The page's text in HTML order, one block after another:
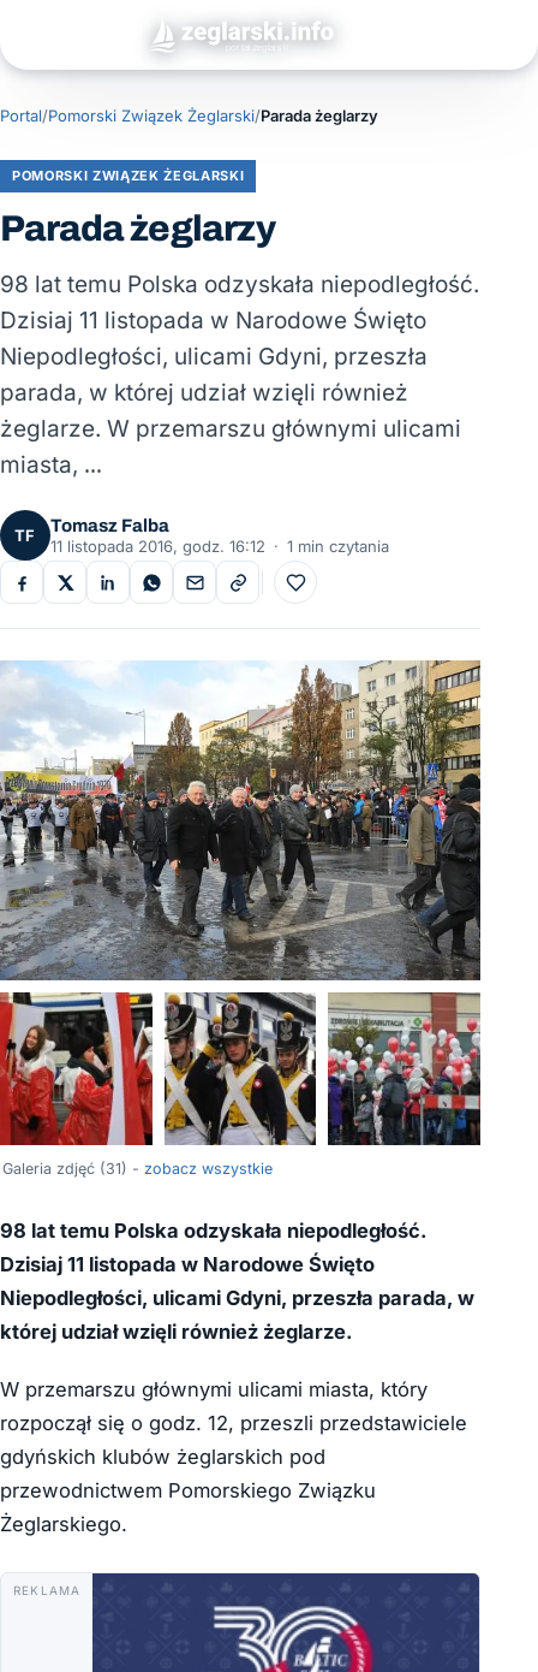
Portal/Pomorski Związek Żeglarski/Parada żeglarzy
POMORSKI ZWIĄZEK ŻEGLARSKI
Parada żeglarzy
98 lat temu Polska odzyskała niepodległość.
Dzisiaj 11 listopada w Narodowe Święto
Niepodległości, ulicami Gdyni, przeszła
parada, w której udział wzięli również
żeglarze. W przemarszu głównymi ulicami
miasta, …
TF
Tomasz Falba
11 listopada 2016, godz. 16:12 · 1 min czytania
Do ulubionych
Galeria zdjęć (31) - zobacz wszystkie
98 lat temu Polska odzyskała niepodległość.
Dzisiaj 11 listopada w Narodowe Święto
Niepodległości, ulicami Gdyni, przeszła parada, w
której udział wzięli również żeglarze.
W przemarszu głównymi ulicami miasta, który
rozpoczął się o godz. 12, przeszli przedstawiciele
gdyńskich klubów żeglarskich pod
przewodnictwem Pomorskiego Związku
Żeglarskiego.
REKLAMA